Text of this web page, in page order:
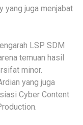
yang juga menjabat
LSP SDM
temuan hasil
minor.
yang juga
Cyber Content